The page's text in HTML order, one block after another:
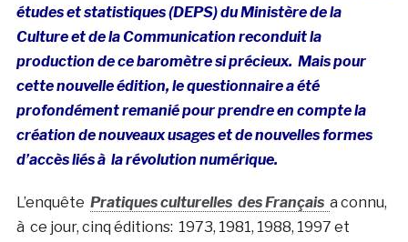
études et statistiques (DEPS) du Ministère de la
Culture et de la Communication reconduit la
production de ce baromètre si précieux. Mais pour
cette nouvelle édition, le questionnaire a été
profondément remanié pour prendre en compte la
création de nouveaux usages et de nouvelles formes
d’accès liés à la révolution numérique.
L’enquête Pratiques culturelles des Français a connu,
à ce jour, cinq éditions: 1973, 1981, 1988, 1997 et